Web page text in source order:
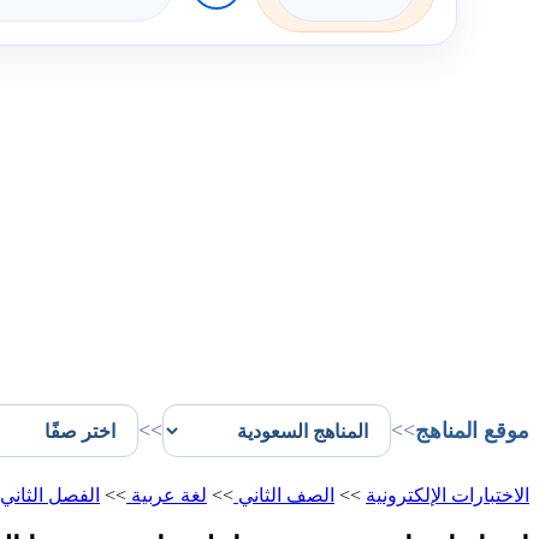
موقع المناهج>>
>>
الاختبارات الإلكترونية >> الصف الثاني >> لغة عربية >> الفصل الثاني